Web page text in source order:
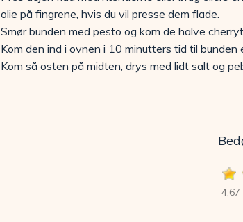
olie på fingrene, hvis du vil presse dem flade.
Smør bunden med pesto og kom de halve
Kom den ind i ovnen i 10 minutters tid til bunden
Kom så osten på midten, drys med lidt salt og